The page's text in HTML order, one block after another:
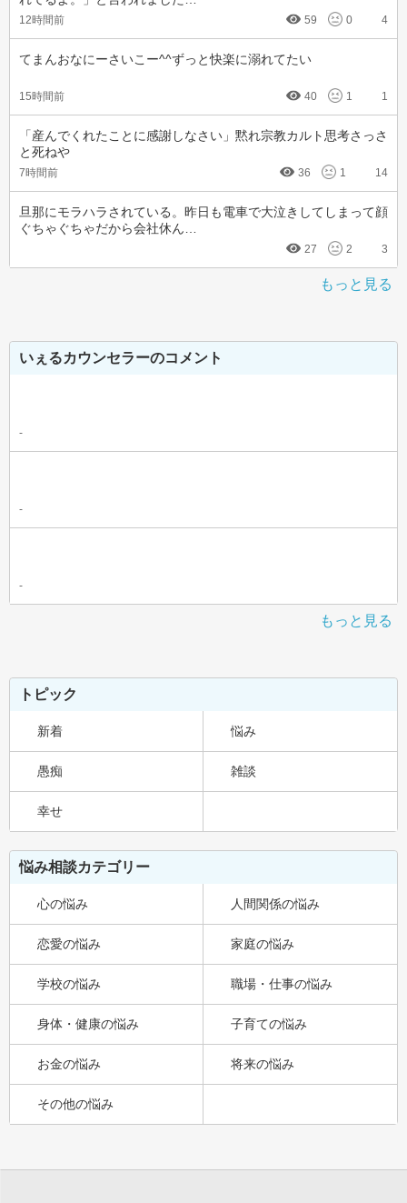
12時間前 59 0 4
てまんおなにーさいこー^^ずっと快楽に溺れてたい
15時間前 40 1 1
「産んでくれたことに感謝しなさい」黙れ宗教カルト思考さっさ
と死ねや
7時間前 36 1 14
旦那にモラハラされている。昨日も電車で大泣きしてしまって顔
ぐちゃぐちゃだから会社休ん…
27 2 3
もっと見る
いぇるカウンセラーのコメント
-
-
-
もっと見る
トピック
新着 悩み
愚痴 雑談
幸せ
悩み相談カテゴリー
心の悩み 人間関係の悩み
恋愛の悩み 家庭の悩み
学校の悩み 職場・仕事の悩み
身体・健康の悩み 子育ての悩み
お金の悩み 将来の悩み
その他の悩み